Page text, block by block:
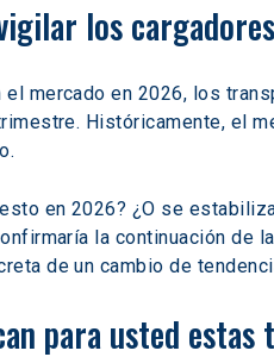
los
el mercado en 2026, los
Históricamente, el
en 2026? ¿O se
la continuación de
de un cambio de
para usted